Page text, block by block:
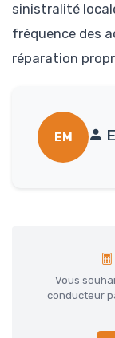
sinistralité
fréquence des
réparation
EM
Vous
conducteur